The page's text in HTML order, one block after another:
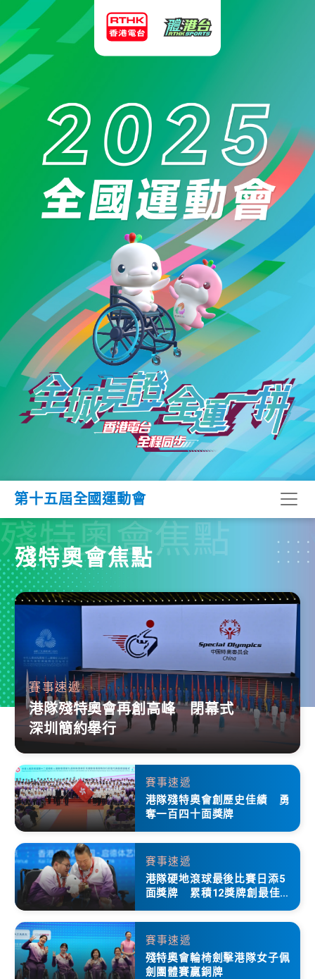
第十五屆全國運動會
殘特奧會焦點
殘特奧會焦點
賽事速遞
港隊殘特奧會再創高峰 閉幕式
深圳簡約舉行
賽事速遞
港隊殘特奧會創歷史佳績 勇
奪一百四十面獎牌
賽事速遞
港隊硬地滾球最後比賽日添5
面獎牌 累積12獎牌創最佳成
賽事速遞
殘特奧會輪椅劍擊港隊女子佩
劍團體賽贏銅牌